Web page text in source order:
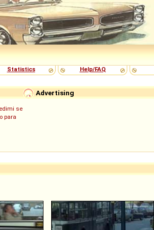
Statistics Help/FAQ
Advertising
se
para